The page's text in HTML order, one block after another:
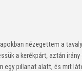
nézegettem a
a kerékpárt, aztán
pillanat alatt, és mit